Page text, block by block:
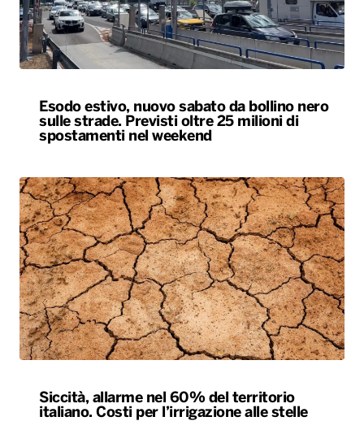
Esodo estivo, nuovo sabato da bollino nero
sulle strade. Previsti oltre 25 milioni di
spostamenti nel weekend
Siccità, allarme nel 60% del territorio
italiano. Costi per l’irrigazione alle stelle